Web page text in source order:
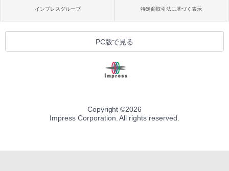
インプレスグループ 特定商取引法に基づく表示
PC版で見る
Copyright ©2026
Impress Corporation. All rights reserved.